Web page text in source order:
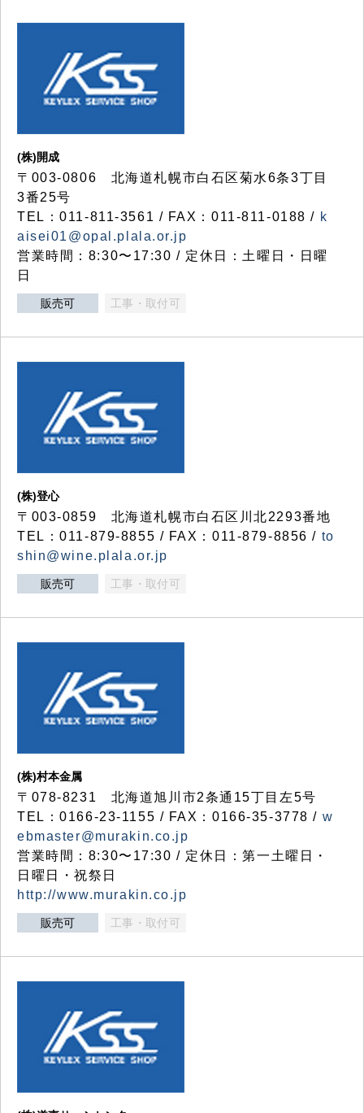
(株)開成
〒003-0806 北海道札幌市白石区菊水6条3丁目
3番25号
TEL：011-811-3561 / FAX：011-811-0188 / k
aisei01@opal.plala.or.jp
営業時間：8:30〜17:30 / 定休日：土曜日・日曜
日
販売可 工事・取付可
(株)登心
〒003-0859 北海道札幌市白石区川北2293番地
TEL：011-879-8855 / FAX：011-879-8856 / to
shin@wine.plala.or.jp
販売可 工事・取付可
(株)村本金属
〒078-8231 北海道旭川市2条通15丁目左5号
TEL：0166-23-1155 / FAX：0166-35-3778 / w
ebmaster@murakin.co.jp
営業時間：8:30〜17:30 / 定休日：第一土曜日・
日曜日・祝祭日
http://www.murakin.co.jp
販売可 工事・取付可